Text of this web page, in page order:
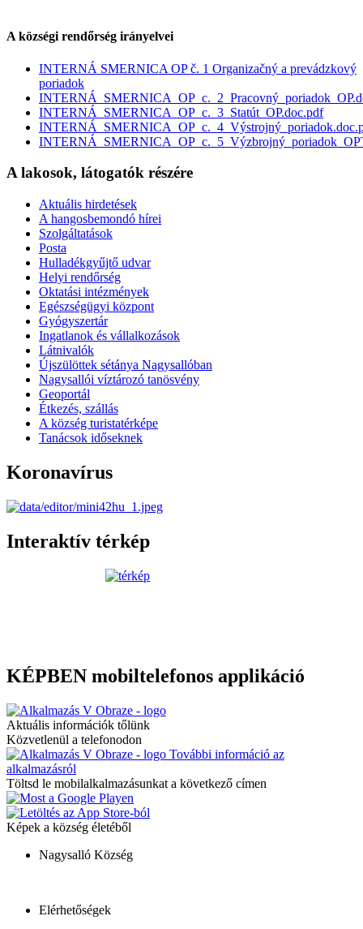
A községi rendőrség irányelvei
INTERNÁ SMERNICA OP č. 1 Organizačný a prevádzkový
poriadok
INTERNÁ_SMERNICA_OP_c._3_Statút_OP.doc.pdf
A lakosok, látogatók részére
Aktuális hirdetések
A hangosbemondó hírei
Szolgáltatások
Posta
Hulladékgyűjtő udvar
Helyi rendőrség
Oktatási intézmények
Egészségügyi központ
Gyógyszertár
Ingatlanok és vállalkozások
Látnivalók
Újszülöttek sétánya Nagysallóban
Nagysallói víztározó tanösvény
Geoportál
Étkezés, szállás
A község turistatérképe
Tanácsok időseknek
Koronavírus
Interaktív térkép
KÉPBEN mobiltelefonos applikáció
Aktuális információk tőlünk
Közvetlenül a telefonodon
További információ az
alkalmazásról
Töltsd le mobilalkalmazásunkat a következő címen
Képek a község életéből
Nagysalló Község
Elérhetőségek